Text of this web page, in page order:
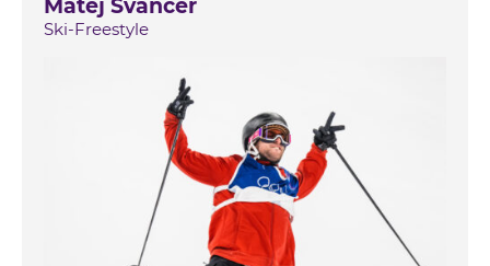
Matej Svancer
Ski-Freestyle